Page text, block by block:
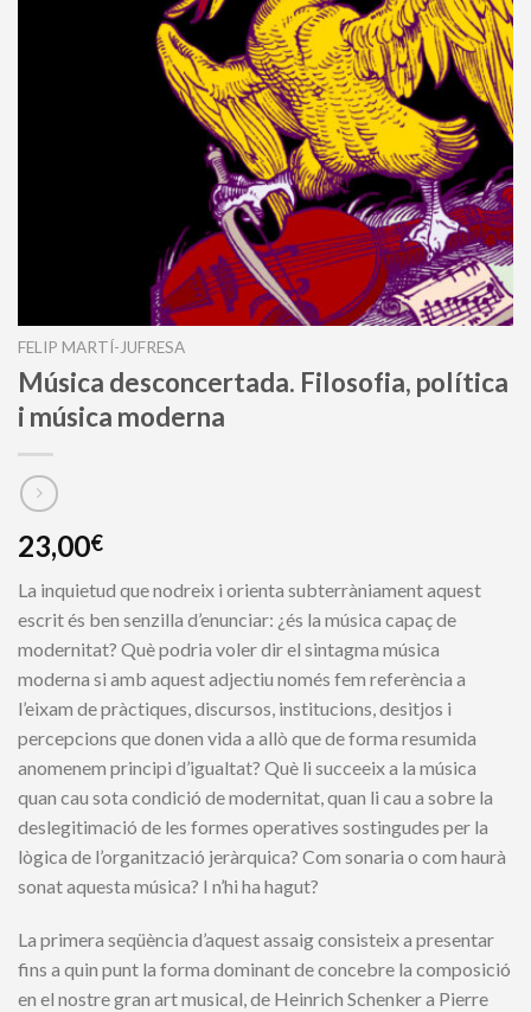
FELIP MARTÍ-JUFRESA
Música desconcertada. Filosofia, política
i música moderna
23,00€
La inquietud que nodreix i orienta subterràniament aquest
escrit és ben senzilla d’enunciar: ¿és la música capaç de
modernitat? Què podria voler dir el sintagma música
moderna si amb aquest adjectiu només fem referència a
l’eixam de pràctiques, discursos, institucions, desitjos i
percepcions que donen vida a allò que de forma resumida
anomenem principi d’igualtat? Què li succeeix a la música
quan cau sota condició de modernitat, quan li cau a sobre la
deslegitimació de les formes operatives sostingudes per la
lògica de l’organització jeràrquica? Com sonaria o com haurà
sonat aquesta música? I n’hi ha hagut?
La primera seqüència d’aquest assaig consisteix a presentar
fins a quin punt la forma dominant de concebre la composició
en el nostre gran art musical, de Heinrich Schenker a Pierre